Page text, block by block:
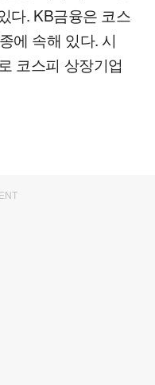
다. KB금융은 코스
에 속해 있다. 시
코스피 상장기업